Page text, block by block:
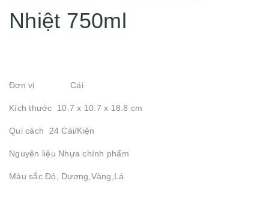
Nhiệt 750ml
Đơn vị Cái
Kích thước 10.7 x 10.7 x 18.8 cm
Qui cách 24 Cái/Kiện
Nguyên liệu Nhựa chính phẩm
Màu sắc Đỏ, Dương,Vàng,Lá